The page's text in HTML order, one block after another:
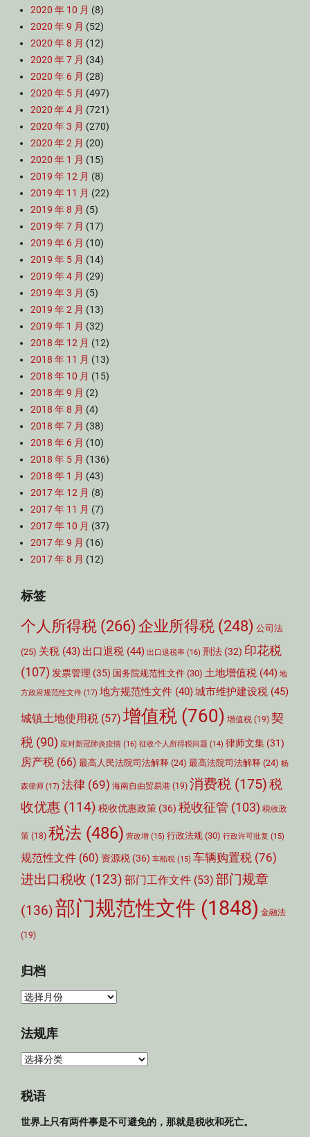
2020 年 10 月 (8)
2020 年 9 月 (52)
2020 年 8 月 (12)
2020 年 7 月 (34)
2020 年 6 月 (28)
2020 年 5 月 (497)
2020 年 4 月 (721)
2020 年 3 月 (270)
2020 年 2 月 (20)
2020 年 1 月 (15)
2019 年 12 月 (8)
2019 年 11 月 (22)
2019 年 8 月 (5)
2019 年 7 月 (17)
2019 年 6 月 (10)
2019 年 5 月 (14)
2019 年 4 月 (29)
2019 年 3 月 (5)
2019 年 2 月 (13)
2019 年 1 月 (32)
2018 年 12 月 (12)
2018 年 11 月 (13)
2018 年 10 月 (15)
2018 年 9 月 (2)
2018 年 8 月 (4)
2018 年 7 月 (38)
2018 年 6 月 (10)
2018 年 5 月 (136)
2018 年 1 月 (43)
2017 年 12 月 (8)
2017 年 11 月 (7)
2017 年 10 月 (37)
2017 年 9 月 (16)
2017 年 8 月 (12)
标签
个人所得税 (266) 企业所得税 (248) 公司法
(25) 关税 (43) 出口退税 (44) 出口退税率 (16) 刑法 (32) 印花税
(107) 发票管理 (35) 国务院规范性文件 (30) 土地增值税 (44) 地
方政府规范性文件 (17) 地方规范性文件 (40)城市维护建设税 (45)
城镇土地使用税 (57) 增值税 (760) 增值税 (19) 契
税 (90) 应对新冠肺炎疫情 (16) 征收个人所得税问题 (14) 律师文集 (31)
房产税 (66) 最高人民法院司法解释 (24) 最高法院司法解释 (24) 杨
森律师 (17) 法律 (69) 海南自由贸易港 (19) 消费税 (175)税
收优惠 (114) 税收优惠政策 (36) 税收征管 (103) 税收政
策 (18) 税法 (486) 营改增 (15) 行政法规 (30) 行政许可批复 (15)
规范性文件 (60) 资源税 (36) 车船税 (15) 车辆购置税 (76)
进出口税收 (123) 部门工作文件 (53) 部门规章
(136)部门规范性文件 (1848) 金融法
(19)
归档
归
法规库
法
库
税语
世界上只有两件事是不可避免的，那就是税收和死亡。